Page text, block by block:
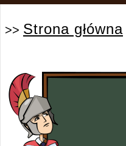
>> Strona główna